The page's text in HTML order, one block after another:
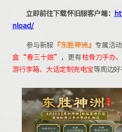
立即前往下载怀旧服客户端：
nload/
参与新服 『东胜神洲』 专属活
盒“春三十娘” ，更有枯骨刀手办
游行李箱、大话定制充电宝等周边好